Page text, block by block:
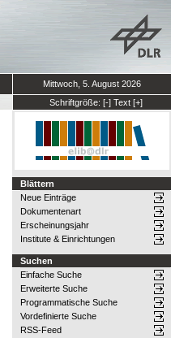
Mittwoch, 5. August 2026
Schriftgröße: [-] Text [+]
Blättern
Neue Einträge
Dokumentenart
Erscheinungsjahr
Institute & Einrichtungen
Suchen
Einfache Suche
Erweiterte Suche
Programmatische Suche
Vordefinierte Suche
RSS-Feed